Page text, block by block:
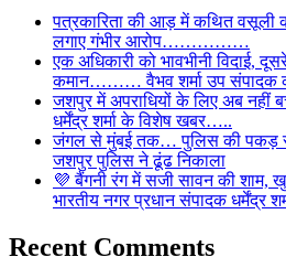
पत्रकारिता की आड़ में कथित वसूली
लगाए गंभीर आरोप……………
एक अधिकारी को भावभीनी विदाई,
कमान……… वैभव शर्मा उप संपादक की
जशपुर में अपराधियों के लिए अब नहीं
धर्मेंद्र शर्मा के विशेष खबर…..
जंगल से मुंबई तक… पुलिस की पकड़
जशपुर पुलिस ने ढूंढ निकाला
💜 बैंगनी रंग में सजी सावन की शाम,
भारतीय नगर प्रधान संपादक धर्मेंद्र
Recent Comments